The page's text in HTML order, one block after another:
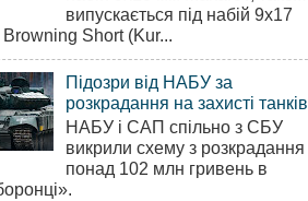
випускається під набій 9х17
Short (Kur...
Підозри від НАБУ за
розкрадання на захисті танків
НАБУ і САП спільно з СБУ
викрили схему з розкрадання
понад 102 млн гривень в